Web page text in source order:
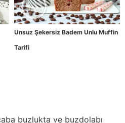
Unsuz Şekersiz Badem Unlu Muffin
Tarifi
buzlukta ve buzdolabı